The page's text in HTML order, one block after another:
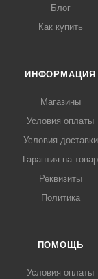
Блог
Как купить
ИНФОРМАЦИЯ
Магазины
Условия оплаты
Условия доставки
Гарантия на товар
Реквизиты
Политика
ПОМОЩЬ
Условия оплаты